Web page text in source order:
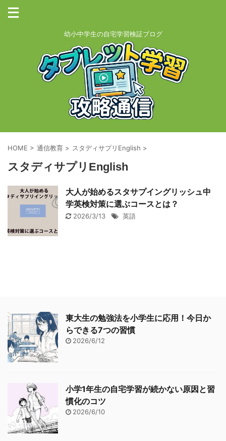
幼小中学生の自宅学習検証ブログ
HOME > 通信教育 > スタディサプリEnglish >
スタディサプリEnglish
大人が始めるスタサプイングリッシュ中
学英検対策に選ぶコースとは？
2026/3/13 英語
東大生の勉強法を小学生に応用！今日か
らできる7つの習慣
2026/6/12
小学1年生の自宅学習が続かない原因と習
慣化のコツ
2026/6/10